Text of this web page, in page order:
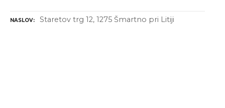
NASLOV Staretov trg 12, 1275 Šmartno pri Litiji